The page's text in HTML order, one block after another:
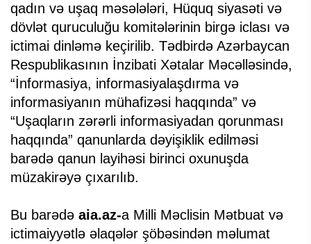
qadın və uşaq məsələləri, Hüquq siyasəti və
dövlət quruculuğu komitələrinin birgə iclası və
ictimai dinləmə keçirilib. Tədbirdə Azərbaycan
Respublikasının İnzibati Xətalar Məcəlləsində,
“İnformasiya, informasiyalaşdırma və
informasiyanın mühafizəsi haqqında” və
“Uşaqların zərərli informasiyadan qorunması
haqqında” qanunlarda dəyişiklik edilməsi
barədə qanun layihəsi birinci oxunuşda
müzakirəyə çıxarılıb.
Bu barədə aia.az-a Milli Məclisin Mətbuat və
ictimaiyyətlə əlaqələr şöbəsindən məlumat